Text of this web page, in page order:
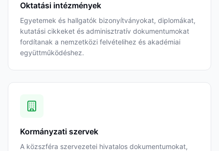
Oktatási intézmények
Egyetemek és hallgatók bizonyítványokat, diplomákat,
kutatási cikkeket és adminisztratív dokumentumokat
fordítanak a nemzetközi felvételihez és akadémiai
együttműködéshez.
Kormányzati szervek
A közszféra szervezetei hivatalos dokumentumokat,